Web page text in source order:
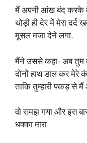
मैं अपनी आंख बंद करके
थोड़ी ही देर में मेरा
मूसल मजा देने लगा.
मैंने उससे कहा- अब तुम
दोनों हाथ डाल कर मेरे
ताकि तुम्हारी पकड़ से
वो समझ गया और इस
धक्का मारा.